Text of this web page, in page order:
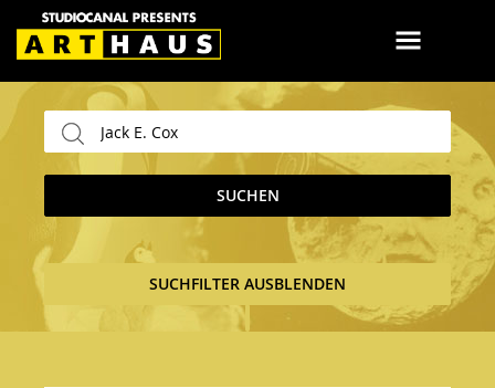
SUCHEN
SUCHFILTER AUSBLENDEN